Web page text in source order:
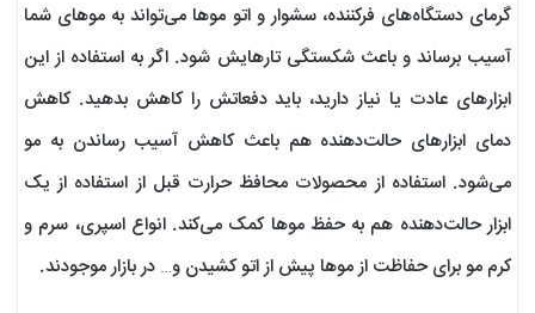
گرمای دستگاه‌های فرکننده، سشوار و اتو موها می‌تواند به موهای شما
آسیب برساند و باعث شکستگی تارهایش شود. اگر به استفاده از این
ابزارهای عادت یا نیاز دارید، باید دفعاتش را کاهش بدهید. کاهش
دمای ابزارهای حالت‌دهنده هم باعث کاهش آسیب‌ رساندن به مو
می‌شود. استفاده از محصولات محافظ حرارت قبل از استفاده از یک
ابزار حالت‌دهنده هم به حفظ موها کمک می‌کند. انواع اسپری، سرم و
کرم مو برای حفاظت از موها پیش از اتو کشیدن و… در بازار موجودند.